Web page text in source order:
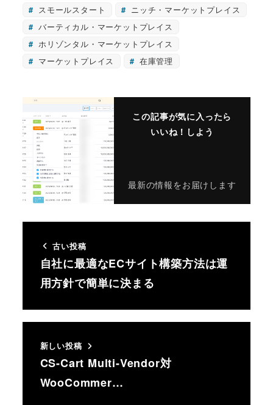
スモールスタート
ニッチ・マーケットプレイス
バーティカル・マーケットプレイス
ホリゾンタル・マーケットプレイス
マーケットプレイス
在庫管理
この記事が気に入ったら
いいね！しよう
最新の情報をお届けします
古い投稿
自社に最適なECサイト構築方法は運
用方針で簡単に決まる
新しい投稿
CS-Cart Multi-Vendor対
WooCommer…